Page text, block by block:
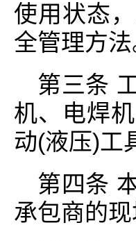
使用状态
全管理方
第三条
机、电焊
动(液压)工
第四条
承包商的现